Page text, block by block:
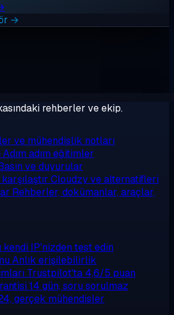
→
rehberler ve ekip.
ve mühendislik notları
Adım adım eğitimler
ve duyurular
Cloudzy ve alternatifleri
Rehberler, dokümanlar, araçlar,
kendi IP'nizden test edin
Anlık erişilebilirlik
Trustpilot'ta 4,6/5 puan
14 gün, soru sorulmaz
gerçek mühendisler